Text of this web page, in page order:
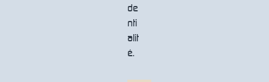
de
nti
alit
é.